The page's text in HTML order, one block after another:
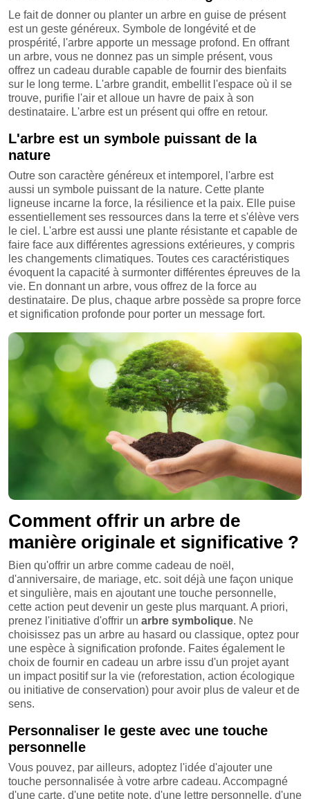
Le fait de donner ou planter un arbre en guise de présent
est un geste généreux. Symbole de longévité et de
prospérité, l'arbre apporte un message profond. En offrant
un arbre, vous ne donnez pas un simple présent, vous
offrez un cadeau durable capable de fournir des bienfaits
sur le long terme. L'arbre grandit, embellit l'espace où il se
trouve, purifie l'air et alloue un havre de paix à son
destinataire. L'arbre est un présent qui offre en retour.
L'arbre est un symbole puissant de la
nature
Outre son caractère généreux et intemporel, l'arbre est
aussi un symbole puissant de la nature. Cette plante
ligneuse incarne la force, la résilience et la paix. Elle puise
essentiellement ses ressources dans la terre et s'élève vers
le ciel. L'arbre est aussi une plante résistante et capable de
faire face aux différentes agressions extérieures, y compris
les changements climatiques. Toutes ces caractéristiques
évoquent la capacité à surmonter différentes épreuves de la
vie. En donnant un arbre, vous offrez de la force au
destinataire. De plus, chaque arbre possède sa propre force
et signification profonde pour porter un message fort.
Comment offrir un arbre de
manière originale et significative ?
Bien qu'offrir un arbre comme cadeau de noël,
d'anniversaire, de mariage, etc. soit déjà une façon unique
et singulière, mais en ajoutant une touche personnelle,
cette action peut devenir un geste plus marquant. A priori,
prenez l'initiative d'offrir un arbre symbolique. Ne
choisissez pas un arbre au hasard ou classique, optez pour
une espèce à signification profonde. Faites également le
choix de fournir en cadeau un arbre issu d'un projet ayant
un impact positif sur la vie (reforestation, action écologique
ou initiative de conservation) pour avoir plus de valeur et de
sens.
Personnaliser le geste avec une touche
personnelle
Vous pouvez, par ailleurs, adoptez l'idée d'ajouter une
touche personnalisée à votre arbre cadeau. Accompagné
d'une carte, d'une petite note, d'une lettre personnelle, d'une